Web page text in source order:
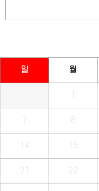
일 월
1
7 8
14 15
21 22